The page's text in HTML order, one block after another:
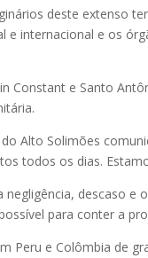
deste extenso
e internacional e os
Constant e Santo
Alto Solimões
todos os dias.
descaso e
para conter a
Peru e Colômbia de